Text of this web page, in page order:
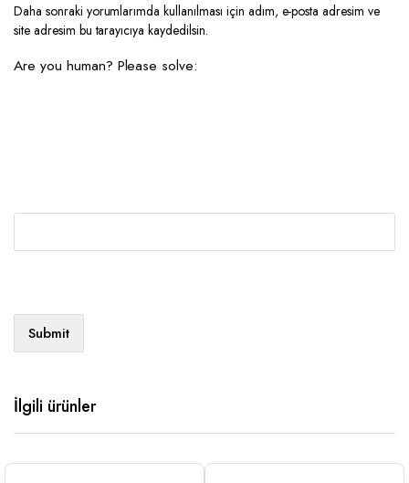
Daha sonraki yorumlarımda kullanılması için adım, e-posta adresim ve
site adresim bu tarayıcıya kaydedilsin.
Are you human? Please solve:
İlgili ürünler